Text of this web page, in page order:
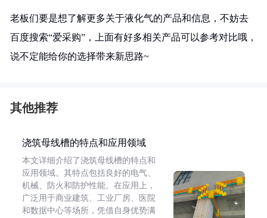
老板们要是想了解更多关于液化气的产品和信息，不妨去
百度搜索“爱采购”，上面有好多相关产品可以参考对比哦，
说不定能给你的选择带来新思路~
其他推荐
浇筑母线槽的特点和应用领域
本文详细介绍了浇筑母线槽的特点和
应用领域。其特点包括良好的电气、
机械、防火和防护性能。在应用上，
广泛用于商业建筑、工业厂房、医院
和数据中心等场所，凭借自身优势满